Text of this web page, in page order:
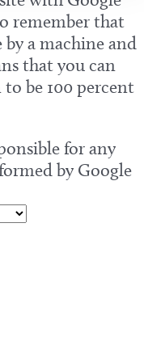
remember that
a machine and
that you can
be 100 percent
for any
by Google